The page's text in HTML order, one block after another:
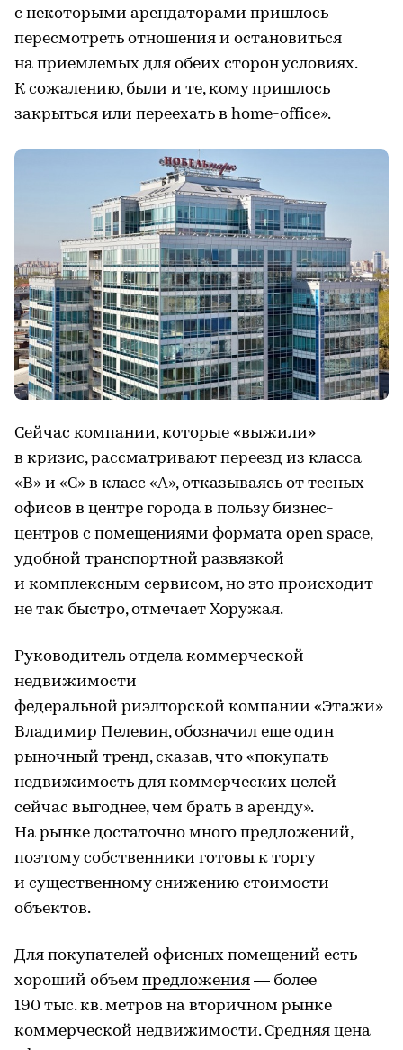
с некоторыми арендаторами пришлось
пересмотреть отношения и остановиться
на приемлемых для обеих сторон условиях.
К сожалению, были и те, кому пришлось
закрыться или переехать в home-office».
Сейчас компании, которые «выжили»
в кризис, рассматривают переезд из класса
«В» и «С» в класс «А», отказываясь от тесных
офисов в центре города в пользу бизнес-
центров с помещениями формата open space,
удобной транспортной развязкой
и комплексным сервисом, но это происходит
не так быстро, отмечает Хоружая.
Руководитель отдела коммерческой
недвижимости
федеральной риэлторской компании «Этажи»
Владимир Пелевин, обозначил еще один
рыночный тренд, сказав, что «покупать
недвижимость для коммерческих целей
сейчас выгоднее, чем брать в аренду».
На рынке достаточно много предложений,
поэтому собственники готовы к торгу
и существенному снижению стоимости
объектов.
Для покупателей офисных помещений есть
хороший объем предложения — более
190 тыс. кв. метров на вторичном рынке
коммерческой недвижимости. Средняя цена